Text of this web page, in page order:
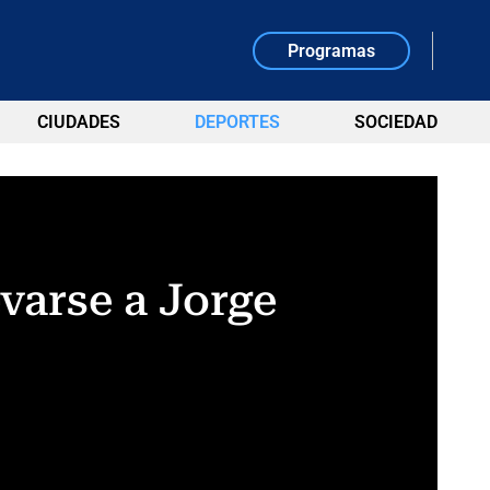
Programas
CIUDADES DEPORTES SOCIEDAD
a Jorge